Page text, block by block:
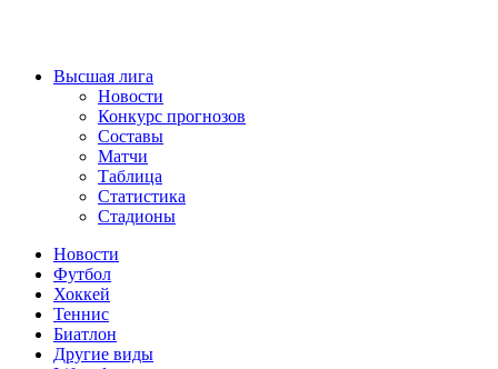
Высшая лига
Новости
Конкурс прогнозов
Составы
Матчи
Таблица
Статистика
Стадионы
Новости
Футбол
Хоккей
Теннис
Биатлон
Другие виды